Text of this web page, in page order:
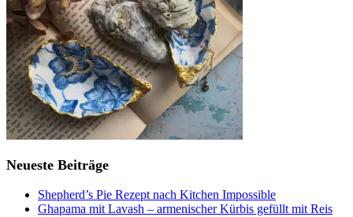
Neueste Beiträge
Shepherd’s Pie Rezept nach Kitchen Impossible
Ghapama mit Lavash – armenischer Kürbis gefüllt mit Reis